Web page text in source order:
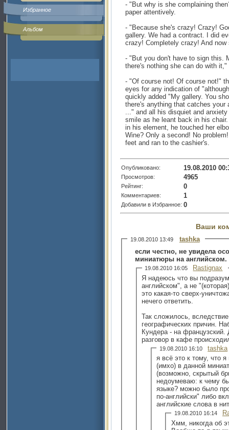
Избранное
Альбом
- "But why is she complaining
paper attentively.
- "Because she's crazy! Crazy!
gallery. We had a contract. I did
crazy! Completely crazy! And
- "But you don't have to sign this.
there's nothing she can do with
- "Of course not! Of course not!"
eyes for any indication of
quickly added "My gallery. You
there's anything that catches
..." and all his disquiet and
smile as he leant back in his
in his element, he touched her
Wine? Only a second! No
feet and ran to the cashier's.
Опубликовано: 19.08.2010
Просмотров: 4965
Рейтинг: 0
Комментариев: 1
Добавили в Избранное: 0
Ваши
19.08.2010 13:49
tashka
если честно, не увидела
миниатюры на
19.08.2010 16:05
Rastignax
Я надеюсь что вы
английском", а не
это какая-то сверх-
нечего ответить.
Так сложилось,
географических причин.
Кундера - на
разговор в кафе
19.08.2010 16:10
tashka
я всё это к тому, что
(имхо) в данной
(возможно, скрытый
недоумеваю: к чему
языке? можно было
по-английски" либо
английские слова в
19.08.2010 16:14
Хмм, никогда об